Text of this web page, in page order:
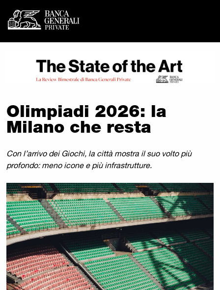
Banca Generali Private
Vai al contenuto principale
Olimpiadi 2026: la
Milano che resta
Con l’arrivo dei Giochi, la città mostra il suo volto più
profondo: meno icone e più infrastrutture.